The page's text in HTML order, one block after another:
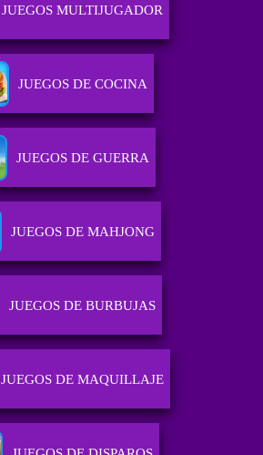
JUEGOS MULTIJUGADOR
JUEGOS DE COCINA
JUEGOS DE GUERRA
JUEGOS DE MAHJONG
JUEGOS DE BURBUJAS
JUEGOS DE MAQUILLAJE